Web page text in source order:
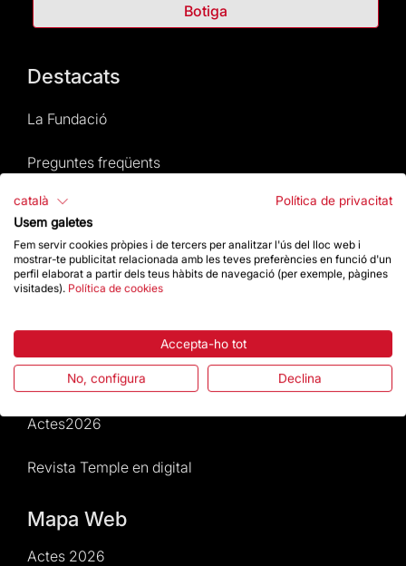
Botiga
Destacats
La Fundació
Preguntes freqüents
Atenció al Visitant
Normativa i condicions de compra
Notícies i Actualitat
Agenda
Dona un impuls
Actes2026
Revista Temple en digital
Mapa Web
Actes 2026
català
Política de privacitat
Usem galetes
Fem servir cookies pròpies i de tercers per analitzar l'ús del lloc web i
mostrar-te publicitat relacionada amb les teves preferències en funció d'un
perfil elaborat a partir dels teus hàbits de navegació (per exemple, pàgines
visitades). Política de cookies
Accepta-ho tot
No, configura Declina